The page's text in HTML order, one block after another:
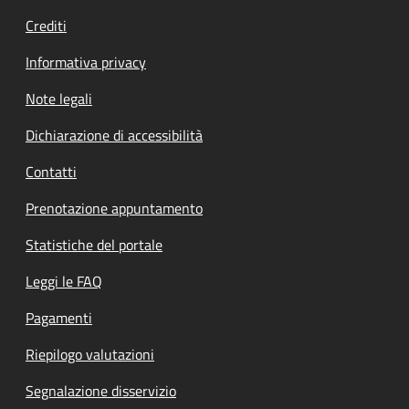
Crediti
Informativa privacy
Note legali
Dichiarazione di accessibilità
Contatti
Prenotazione appuntamento
Statistiche del portale
Leggi le FAQ
Pagamenti
Riepilogo valutazioni
Segnalazione disservizio